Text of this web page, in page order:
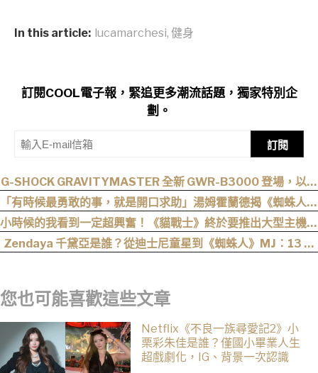
In this article: lucamarchesi, 健身
訂閱COOL電子報，緊追更多潮流話題，獨家特別企
劃。
訂閱
G-SHOCK GRAVITYMASTER 全新 GWR-B3000 登場，以超
音速噴射機為靈感！
「有時候最勇敢的事，就是開口求助」湯姆霍蘭德揭《蜘蛛人：
重生日》最重要的人性核心
小時候的我看到一定超興奮！《貓戰士》終於要推出大型主機遊
戲！《Warrior Cats: Clans of the Forest》今年秋季登場，
自創貓咪加入四大部族冒險
Zendaya 千黛亞是誰？從迪士尼童星到《蜘蛛人》MJ：13 歲
您也可能喜歡這些文章
Netflix《不良一族尋愛記2》小
栗彩朱佳是誰？僅國小畢業人生
超戲劇化，IG、背景一次認識